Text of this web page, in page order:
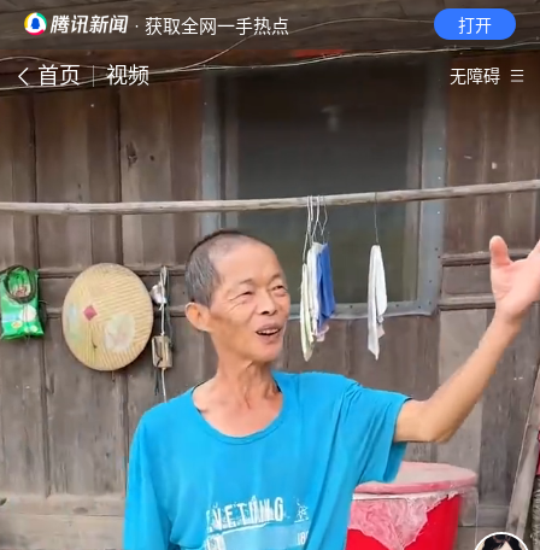
· 获取全网一手热点 打开
首页 视频 无障碍